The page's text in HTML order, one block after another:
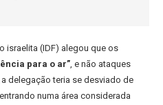
israelita (IDF) alegou que os
para o ar” , e não ataques
delegação teria se desviado de
numa área considerada